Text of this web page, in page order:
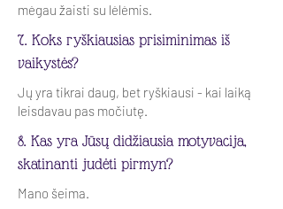
mėgau žaisti su lėlėmis.
7. Koks ryškiausias prisiminimas iš
vaikystės?
Jų yra tikrai daug, bet ryškiausi - kai laiką
leisdavau pas močiutę.
8. Kas yra Jūsų didžiausia motyvacija,
skatinanti judėti pirmyn?
Mano šeima.